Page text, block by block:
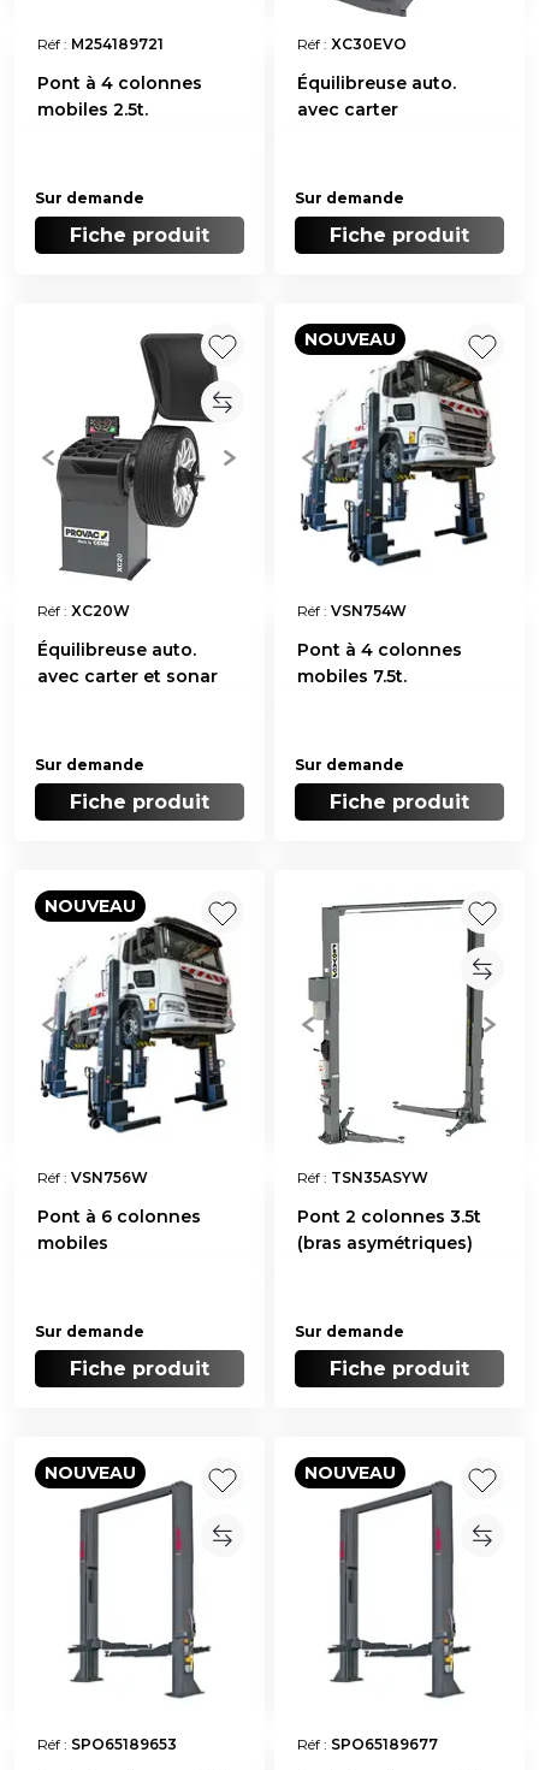
Réf : M254189721
Pont à 4 colonnes
mobiles 2.5t.
Sur demande
Fiche produit
Réf : XC30EVO
Équilibreuse auto.
avec carter
Sur demande
Fiche produit
Réf : XC20W
Équilibreuse auto.
avec carter et sonar
Sur demande
Fiche produit
NOUVEAU
Réf : VSN754W
Pont à 4 colonnes
mobiles 7.5t.
Sur demande
Fiche produit
NOUVEAU
Réf : VSN756W
Pont à 6 colonnes
mobiles
Sur demande
Fiche produit
Réf : TSN35ASYW
Pont 2 colonnes 3.5t
(bras asymétriques)
Sur demande
Fiche produit
NOUVEAU
Réf : SPO65189653
NOUVEAU
Réf : SPO65189677